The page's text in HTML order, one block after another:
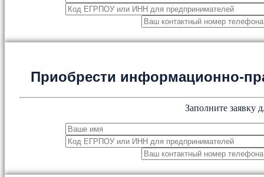
Приобрести информационно-
Заполните заявку